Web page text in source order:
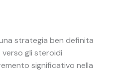
strategia ben definita
verso gli steroidi
significativo nella